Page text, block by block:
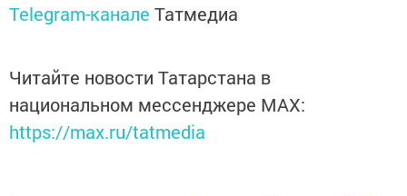
Telegram-канале Татмедиа
Читайте новости Татарстана в
национальном мессенджере MАХ:
https://max.ru/tatmedia